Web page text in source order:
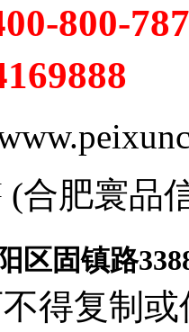
800-
合肥寰品
区固镇路
得复制或